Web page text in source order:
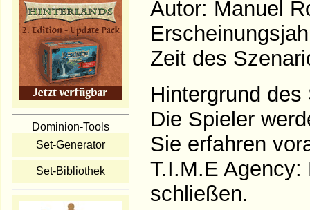
Dominion-Tools
Set-Generator
Set-Bibliothek
Autor: Manuel
Zeit des
Hintergrund des
Die Spieler
Sie erfahren
T.I.M.E
schließen.